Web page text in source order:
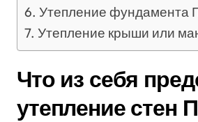
Утепление фундамента
Утепление крыши или
Что из себя
утепление стен